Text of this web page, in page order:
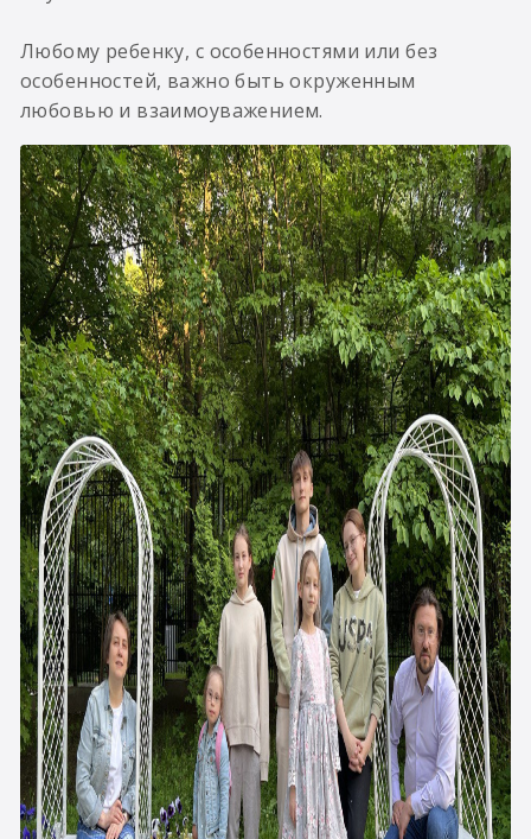
Любому ребенку, с особенностями или без
особенностей, важно быть окруженным
любовью и взаимоуважением.